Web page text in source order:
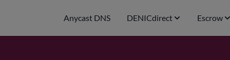
Anycast DNS DENICdirect Escrow